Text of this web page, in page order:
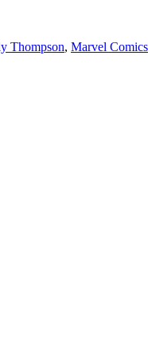
Thompson, Marvel Comics